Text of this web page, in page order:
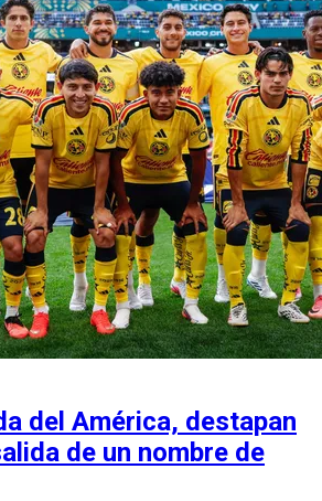
del América, destapan
de un nombre de